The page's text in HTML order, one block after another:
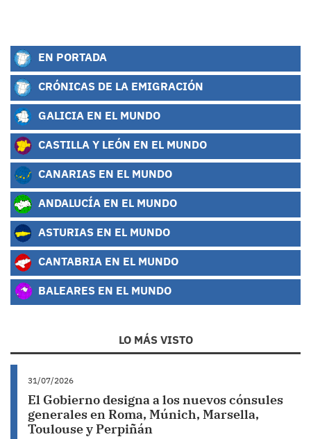
EN PORTADA
CRÓNICAS DE LA EMIGRACIÓN
GALICIA EN EL MUNDO
CASTILLA Y LEÓN EN EL MUNDO
CANARIAS EN EL MUNDO
ANDALUCÍA EN EL MUNDO
ASTURIAS EN EL MUNDO
CANTABRIA EN EL MUNDO
BALEARES EN EL MUNDO
LO MÁS VISTO
31/07/2026
El Gobierno designa a los nuevos cónsules
generales en Roma, Múnich, Marsella,
Toulouse y Perpiñán